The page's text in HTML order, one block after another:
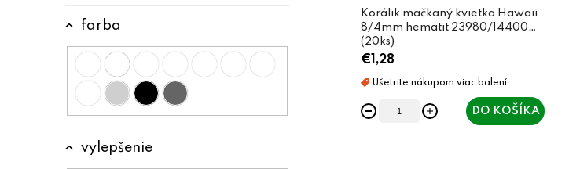
farba
vylepšenie
d
u
o
d
u
o
Korálik mačkaný kvietka Hawaii
8/4mm hematit 23980/14400
(20ks)
€1,28
DO KOŠÍKA